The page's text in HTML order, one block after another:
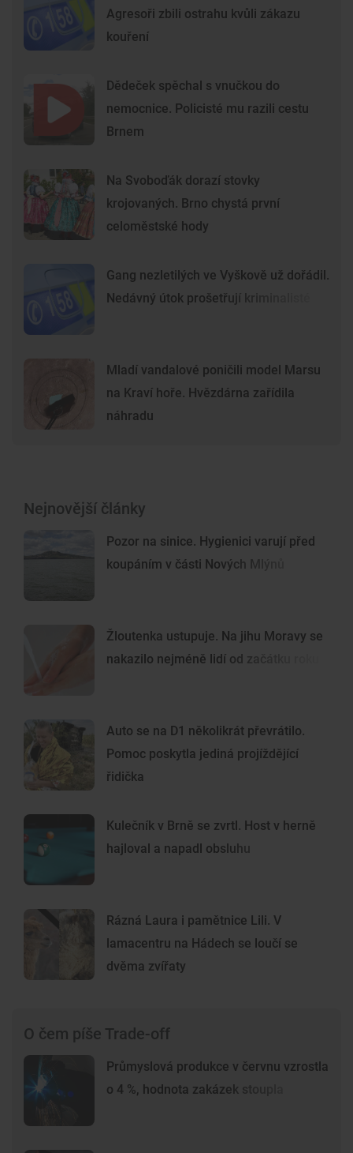
Agresoři zbili ostrahu kvůli zákazu
kouření
Dědeček spěchal s vnučkou do
nemocnice. Policisté mu razili cestu
Brnem
Na Svoboďák dorazí stovky
krojovaných. Brno chystá první
celoměstské hody
Gang nezletilých ve Vyškově už dořádil.
Nedávný útok prošetřují kriminalisté
Mladí vandalové poničili model Marsu
na Kraví hoře. Hvězdárna zařídila
náhradu
Nejnovější články
Pozor na sinice. Hygienici varují před
koupáním v části Nových Mlýnů
Žloutenka ustupuje. Na jihu Moravy se
nakazilo nejméně lidí od začátku roku
Auto se na D1 několikrát převrátilo.
Pomoc poskytla jediná projíždějící
řidička
Kulečník v Brně se zvrtl. Host v herně
hajloval a napadl obsluhu
Rázná Laura i pamětnice Lili. V
lamacentru na Hádech se loučí se
dvěma zvířaty
O čem píše Trade-off
Průmyslová produkce v červnu vzrostla
o 4 %, hodnota zakázek stoupla